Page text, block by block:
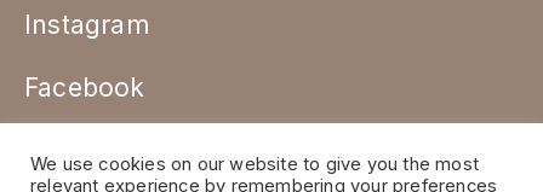
Instagram
Facebook
We use cookies on our website to give you the most
relevant experience by remembering your preferences